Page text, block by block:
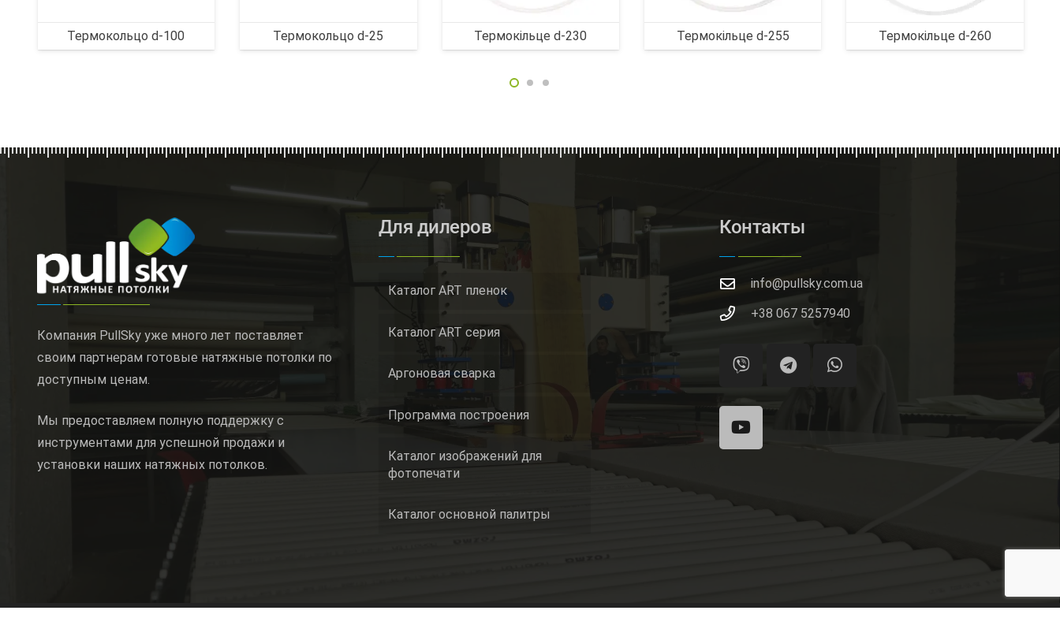
Термокольцо d-100 Термокольцо d-25 Термокільце d-230 Термокільце d-255 Термокільце d-260
Компания PullSky уже много лет поставляет
своим партнерам готовые натяжные потолки по
доступным ценам.
Мы предоставляем полную поддержку с
инструментами для успешной продажи и
установки наших натяжных потолков.
Для дилеров
Каталог ART пленок
Каталог ART серия
Аргоновая сварка
Программа построения
Каталог изображений для
фотопечати
Каталог основной палитры
Контакты
info@pullsky.com.ua
+38 067 5257940